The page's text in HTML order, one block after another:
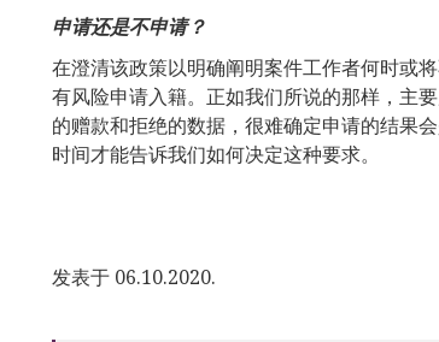
申请还是不申请？
在澄清该政策以明确阐明案件工作者何时或
有风险申请入籍。正如我们所说的那样，主
的赠款和拒绝的数据，很难确定申请的结果
时间才能告诉我们如何决定这种要求。
发表于 06.10.2020.